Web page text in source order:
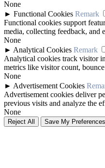
None
► Functional Cookies Remark
Functional cookies support
media, collecting feedback, and
None
► Analytical Cookies Remark
Analytical cookies track visitor
metrics like visitor count,
None
► Advertisement Cookies
Advertisement cookies deliver
previous visits and analyze the
None
Reject All Save My Preferences